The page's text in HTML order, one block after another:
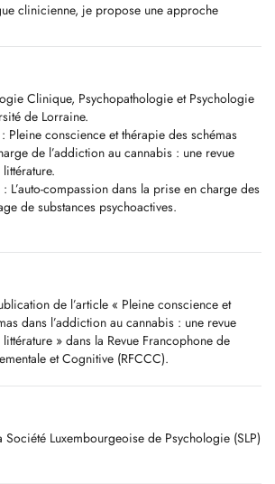
clinicienne, je propose une approche
patients afin de les accompagner dans
de conscience d'éventuels mécanismes
à l'origine de difficultés, d'une souffrance, d'un
ces mécanismes, de les faire évoluer
ce qui permettra d'agir sur le bien-être
de vie.
et comportementale agit sur les
les émotions et les comportements et va
supplémentaires et complémentaires à mon
centrer, par exemple, sur la prise en charge
cognitivo-comportementales, la gestion du
la sphère privée que professionnelle,
la motivation, l'accompagnement lors de
de santé pour soi ou pour un proche,
(ou approche thérapeutique) est
En fonction des difficultés du patient, cette
à sa demande, à ses besoins ainsi qu'à sa
Clinique, Psychopathologie et Psychologie
de Lorraine.
Pleine conscience et thérapie des schémas
de l’addiction au cannabis : une revue
L’auto-compassion dans la prise en charge des
de substances psychoactives.
de l’article « Pleine conscience et
dans l’addiction au cannabis : une revue
» dans la Revue Francophone de
et Cognitive (RFCCC).
Luxembourgeoise de Psychologie (SLP)